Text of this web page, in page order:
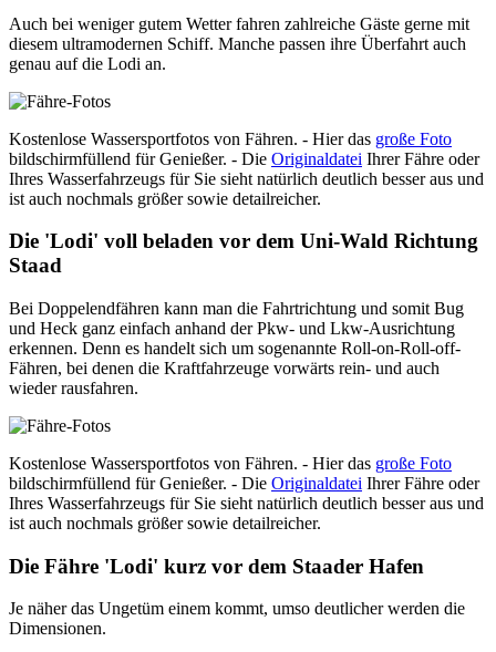
Auch bei weniger gutem Wetter fahren zahlreiche Gäste gerne mit
diesem ultramodernen Schiff. Manche passen ihre Überfahrt auch
genau auf die Lodi an.
Kostenlose Wassersportfotos von Fähren. - Hier das große Foto
bildschirmfüllend für Genießer. - Die Originaldatei Ihrer Fähre oder
Ihres Wasserfahrzeugs für Sie sieht natürlich deutlich besser aus und
ist auch nochmals größer sowie detailreicher.
Die 'Lodi' voll beladen vor dem Uni-Wald Richtung
Staad
Bei Doppelendfähren kann man die Fahrtrichtung und somit Bug
und Heck ganz einfach anhand der Pkw- und Lkw-Ausrichtung
erkennen. Denn es handelt sich um sogenannte Roll-on-Roll-off-
Fähren, bei denen die Kraftfahrzeuge vorwärts rein- und auch
wieder rausfahren.
Kostenlose Wassersportfotos von Fähren. - Hier das große Foto
bildschirmfüllend für Genießer. - Die Originaldatei Ihrer Fähre oder
Ihres Wasserfahrzeugs für Sie sieht natürlich deutlich besser aus und
ist auch nochmals größer sowie detailreicher.
Die Fähre 'Lodi' kurz vor dem Staader Hafen
Je näher das Ungetüm einem kommt, umso deutlicher werden die
Dimensionen.